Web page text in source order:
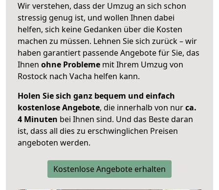
Wir verstehen, dass der Umzug an sich schon
stressig genug ist, und wollen Ihnen dabei
helfen, sich keine Gedanken über die Kosten
machen zu müssen. Lehnen Sie sich zurück – wir
haben garantiert passende Angebote für Sie, das
Ihnen ohne Probleme mit Ihrem Umzug von
Rostock nach Vacha helfen kann.
Holen Sie sich ganz bequem und einfach
kostenlose Angebote, die innerhalb von nurca.
4 Minuten bei Ihnen sind. Und das Beste daran
ist, dass all dies zu erschwinglichen Preisen
angeboten werden.
Kostenlose Angebote erhalten